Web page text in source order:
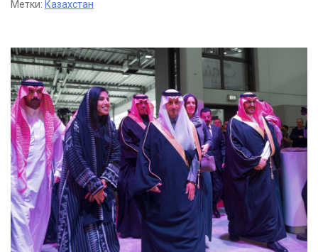
Метки: Казахстан